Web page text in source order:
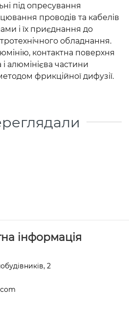
під опресування
проводів та кабелів
і їх приєднання до
обладнання.
контактна поверхня
і алюмінієва частини
фрикційної дифузії.
інформація
2